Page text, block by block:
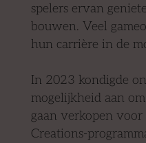
spelers ervan
bouwen. Veel
hun carrière in de
In 2023 kondigde
mogelijkheid aan
gaan verkopen
Creations-